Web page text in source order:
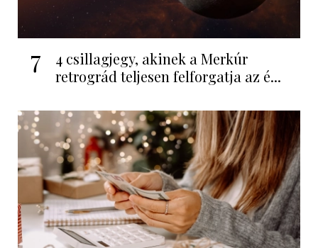
7
4 csillagjegy, akinek a Merkúr
retrográd teljesen felforgatja az é...